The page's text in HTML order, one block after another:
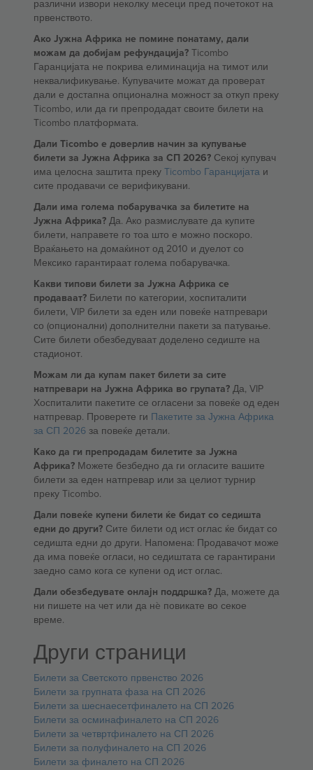
различни извори неколку месеци пред почетокот на
првенството.
Ако Јужна Африка не помине понатаму, дали
можам да добијам рефундација? Ticombo
Гаранцијата не покрива елиминација на тимот или
неквалификување. Купувачите можат да проверат
дали е достапна опционална можност за откуп преку
Ticombo, или да ги препродадат своите билети на
Ticombo платформата.
Дали Ticombo е доверлив начин за купување
билети за Јужна Африка за СП 2026? Секој купувач
има целосна заштита преку Ticombo Гаранцијата и
сите продавачи се верификувани.
Дали има голема побарувачка за билетите на
Јужна Африка? Да. Ако размислувате да купите
билети, направете го тоа што е можно поскоро.
Враќањето на домаќинот од 2010 и дуелот со
Мексико гарантираат голема побарувачка.
Какви типови билети за Јужна Африка се
продаваат? Билети по категории, хоспиталити
билети, VIP билети за еден или повеќе натпревари
со (опционални) дополнителни пакети за патување.
Сите билети обезбедуваат доделено седиште на
стадионот.
Можам ли да купам пакет билети за сите
натпревари на Јужна Африка во групата? Да, VIP
Хоспиталити пакетите се огласени за повеќе од еден
натпревар. Проверете ги Пакетите за Јужна Африка
за СП 2026 за повеќе детали.
Како да ги препродадам билетите за Јужна
Африка? Можете безбедно да ги огласите вашите
билети за еден натпревар или за целиот турнир
преку Ticombo.
Дали повеќе купени билети ќе бидат со седишта
едни до други? Сите билети од ист оглас ќе бидат со
седишта едни до други. Напомена: Продавачот може
да има повеќе огласи, но седиштата се гарантирани
заедно само кога се купени од ист оглас.
Дали обезбедувате онлајн поддршка? Да, можете да
ни пишете на чет или да нè повикате во секое
време.
Други страници
Билети за Светското првенство 2026
Билети за групната фаза на СП 2026
Билети за шеснаесетфиналето на СП 2026
Билети за осминафиналето на СП 2026
Билети за четвртфиналето на СП 2026
Билети за полуфиналето на СП 2026
Билети за финалето на СП 2026